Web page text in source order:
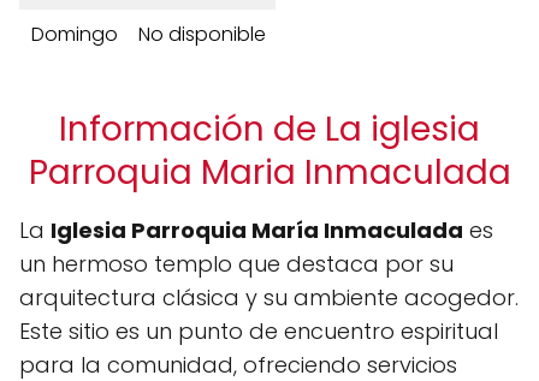
Domingo
No disponible
Información de La iglesia
Parroquia Maria Inmaculada
La Iglesia Parroquia María Inmaculada es
un hermoso templo que destaca por su
arquitectura clásica y su ambiente acogedor.
Este sitio es un punto de encuentro espiritual
para la comunidad, ofreciendo servicios